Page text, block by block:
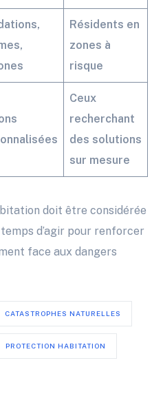
Résidents en
zones à
risque
Ceux
recherchant
des solutions
sur mesure
doit être considérée
d’agir pour renforcer
face aux dangers
CATASTROPHES NATURELLES
PROTECTION HABITATION